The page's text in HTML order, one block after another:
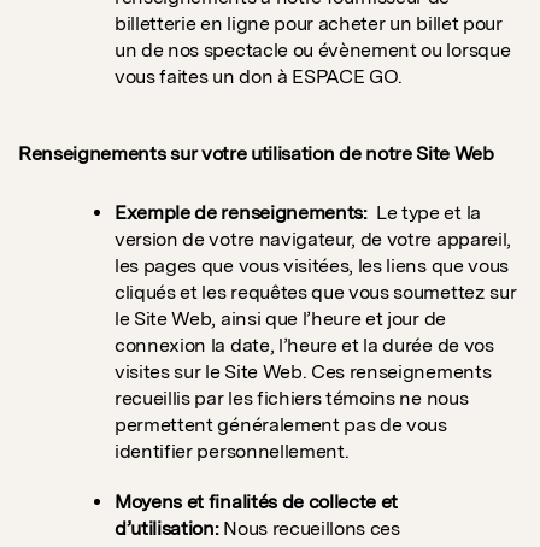
billetterie en ligne pour acheter un billet pour
un de nos spectacle ou évènement ou lorsque
vous faites un don à ESPACE GO.
Renseignements sur votre utilisation de notre Site Web
Exemple de renseignements:Le type et la
version de votre navigateur, de votre appareil,
les pages que vous visitées, les liens que vous
cliqués et les requêtes que vous soumettez sur
le Site Web, ainsi que l’heure et jour de
connexion la date, l’heure et la durée de vos
visites sur le Site Web. Ces renseignements
recueillis par les fichiers témoins ne nous
permettent généralement pas de vous
identifier personnellement.
Moyens et finalités de collecte et
d’utilisation:Nous recueillons ces